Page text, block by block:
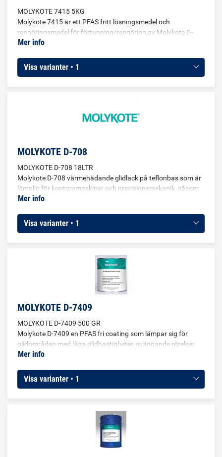
MOLYKOTE 7415 5KG
Molykote 7415 är ett PFAS fritt lösningsmedel och
rengöringsmedel för förtunning/rengöring av Molykote D-
7405, D-7409 och D-7620. Produkten består av organiskt
förhållanden. Späd ut vätskan med Molykote 7415 tills
önskad viskositet uppnås. Rör om ordentligt innan du
Mer info
Visa varianter • 1
MOLYKOTE D-708
MOLYKOTE D-708 18LTR
Molykote D-708 värmehädande glidlack på teflonbas som är
lämplig för kontorsmaskiner och precisionsmekanik, såsom
exempelvis på delar för dörr- och låsmekanismer,
Molykote D-708 används i plast/metall- och
metall/metallkombinationer där det är låga till medelhöga
Mer info
Visa varianter • 1
MOLYKOTE D-7409
MOLYKOTE D-7409 500 GR
Molykote D-7409 en PFAS fri coating som lämpar sig för
glidområden med låga glidhastigheter, svängande rörelser
eller intermittenta operationer.För
fett och oljor inte kan användas.För förbränningsmotorer,
motorhuvlåskomponenter samt magnetiska armaturer av
Mer info
Visa varianter • 1